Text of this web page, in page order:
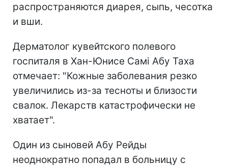
распространяются диарея, сыпь, чесотка
и вши.
Дерматолог кувейтского полевого
госпиталя в Хан-Юнисе Самі Абу Таха
отмечает: "Кожные заболевания резко
увеличились из-за тесноты и близости
свалок. Лекарств катастрофически не
хватает".
Один из сыновей Абу Рейды
неоднократно попадал в больницу с